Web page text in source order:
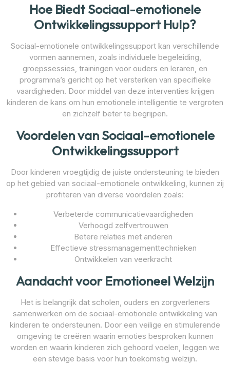
Hoe Biedt Sociaal-emotionele
Ontwikkelingssupport Hulp?
Sociaal-emotionele ontwikkelingssupport kan verschillende
vormen aannemen, zoals individuele begeleiding,
groepssessies, trainingen voor ouders en leraren, en
programma’s gericht op het versterken van specifieke
vaardigheden. Door middel van deze interventies krijgen
kinderen de kans om hun emotionele intelligentie te vergroten
en zichzelf beter te begrijpen.
Voordelen van Sociaal-emotionele
Ontwikkelingssupport
Door kinderen vroegtijdig de juiste ondersteuning te bieden
op het gebied van sociaal-emotionele ontwikkeling, kunnen zij
profiteren van diverse voordelen zoals:
Verbeterde communicatievaardigheden
Verhoogd zelfvertrouwen
Betere relaties met anderen
Effectieve stressmanagementtechnieken
Ontwikkelen van veerkracht
Aandacht voor Emotioneel Welzijn
Het is belangrijk dat scholen, ouders en zorgverleners
samenwerken om de sociaal-emotionele ontwikkeling van
kinderen te ondersteunen. Door een veilige en stimulerende
omgeving te creëren waarin emoties besproken kunnen
worden en waarin kinderen zich gehoord voelen, leggen we
een stevige basis voor hun toekomstig welzijn.